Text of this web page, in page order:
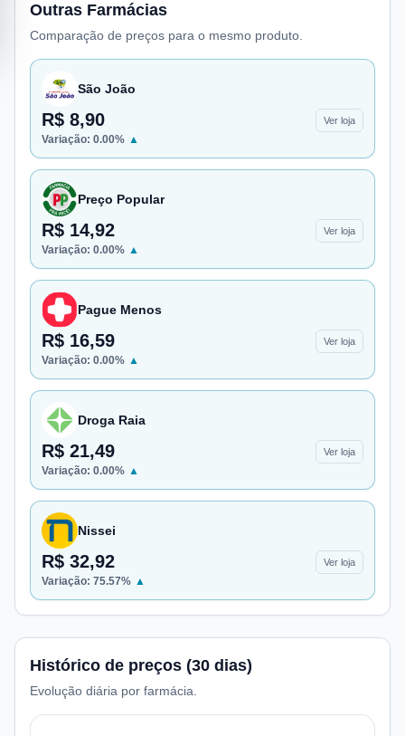
Outras Farmácias
Comparação de preços para o mesmo produto.
São João
R$ 8,90 Ver loja
Variação: 0.00% ▲
Preço Popular
R$ 14,92 Ver loja
Variação: 0.00% ▲
Pague Menos
R$ 16,59 Ver loja
Variação: 0.00% ▲
Droga Raia
R$ 21,49 Ver loja
Variação: 0.00% ▲
Nissei
R$ 32,92 Ver loja
Variação: 75.57% ▲
Histórico de preços (30 dias)
Evolução diária por farmácia.